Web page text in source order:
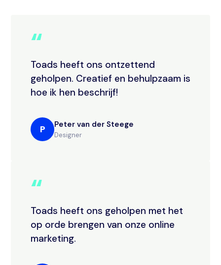
“
Toads heeft ons ontzettend
geholpen. Creatief en behulpzaam is
hoe ik hen beschrijf!
P Peter van der Steege
Designer
“
Toads heeft ons geholpen met het
op orde brengen van onze online
marketing.